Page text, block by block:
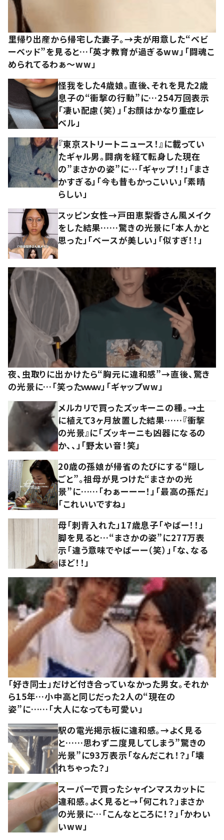
里帰り出産から帰宅した妻子。→夫が用意した“ベビ
ーベッド”を見ると…「英才教育が過ぎるww」「闘魂こ
められてるわぁ～ww」
怪我をした4歳娘。直後、それを見た2歳
息子の“衝撃の行動”に…254万回表示
「凄い配慮（笑）」「お顔はかなり重症レ
ベル」
『東京ストリートニュース！』に載ってい
たギャル男。闘病を経て転身した現在
の”まさかの姿”に…「ギャップ！！」「まさ
かすぎる」「今も昔もかっこいい」「素晴
らしい」
スッピン女性→戸田恵梨香さん風メイク
をした結果……驚きの光景に「本人かと
思った」「ベースが美しい」「似すぎ！！」
夜、虫取りに出かけたら“胸元に違和感”→直後、驚き
の光景に…「笑ったｗｗｗ」「ギャップww」
メルカリで買ったズッキーニの種。→土
に植えて3ヶ月放置した結果……『衝撃
の光景』に「ズッキーニも凶器になるの
か、、」「野太い音！笑」
20歳の孫娘が帰省のたびにする“隠し
ごと”。祖母が見つけた“まさかの光
景”に……「わぁーーー！」「最高の孫だ」
「これいいですね」
母「刺青入れた」17歳息子「やばー！！」
脚を見ると…“まさかの姿”に277万表
示「違う意味でやばーー（笑）」「な、なる
ほど！！」
「好き同士」だけど付き合っていなかった男女。それか
ら15年…小中高と同じだった2人の“現在の
姿”に……「大人になっても可愛い」
駅の電光掲示板に違和感。→よく見る
と……思わず二度見してしまう”驚きの
光景”に93万表示「なんだこれ！？」「壊
れちゃった？」
スーパーで買ったシャインマスカットに
違和感。よく見ると→「何これ？」まさか
の光景に…「こんなところに！？」「かわい
いww」